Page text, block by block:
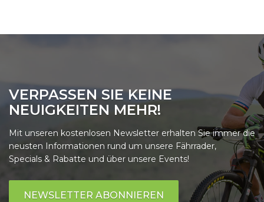
VERPASSEN SIE KEINE
NEUIGKEITEN MEHR!
Mit unseren kostenlosen Newsletter erhalten Sie immer die
neusten Informationen rund um unsere Fährrader,
Specials & Rabatte und über unsere Events!
NEWSLETTER ABONNIEREN